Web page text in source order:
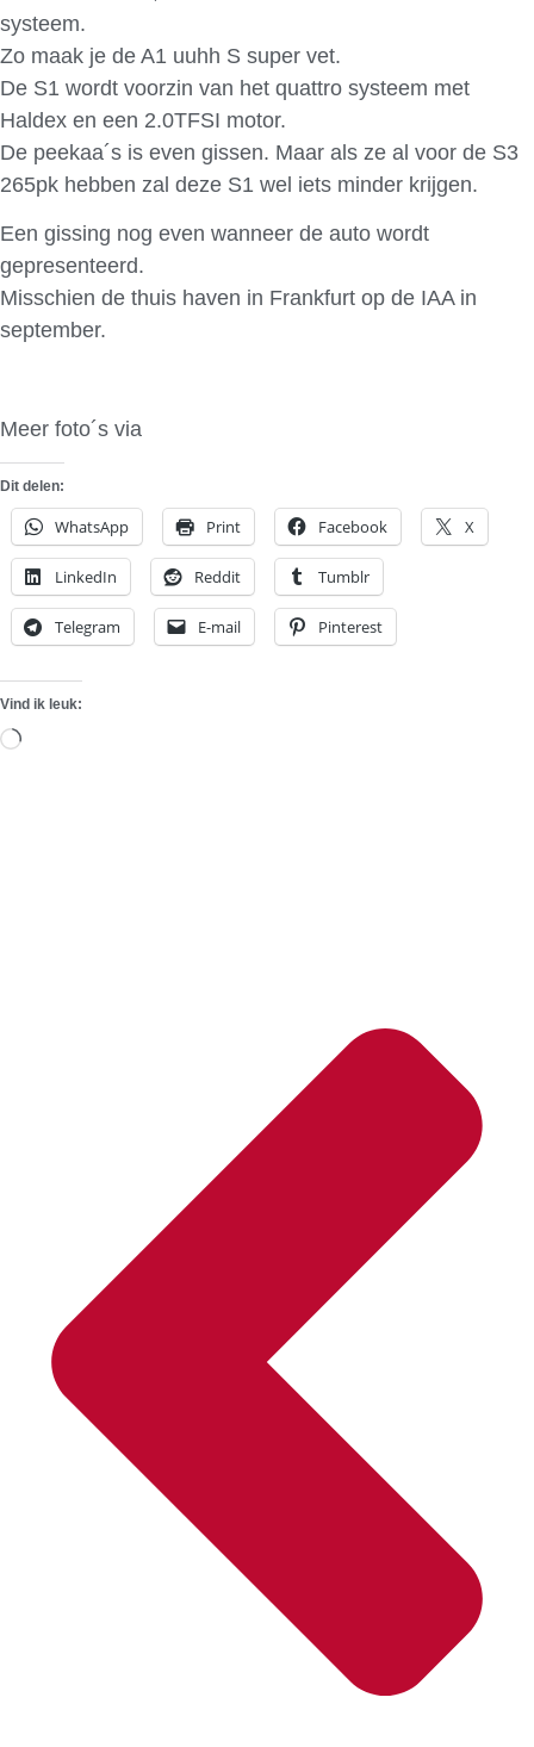
systeem.
Zo maak je de A1 uuhh S super vet.
De S1 wordt voorzin van het quattro systeem met
Haldex en een 2.0TFSI motor.
De peekaa´s is even gissen. Maar als ze al voor de S3
265pk hebben zal deze S1 wel iets minder krijgen.
Een gissing nog even wanneer de auto wordt
gepresenteerd.
Misschien de thuis haven in Frankfurt op de IAA in
september.
Meer foto´s via
Dit delen:
WhatsApp Print Facebook X
LinkedIn Reddit Tumblr
Telegram E-mail Pinterest
Vind ik leuk:
Aan